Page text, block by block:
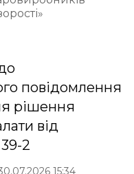
повідомлення
рішення
від
2
15:34